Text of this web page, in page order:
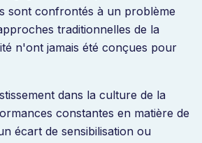
sont confrontés à un problème
traditionnelles de la
n'ont jamais été conçues pour
dans la culture de la
constantes en matière de
écart de sensibilisation ou